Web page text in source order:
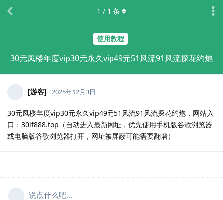
使用教程
30元凤楼年度vip30元永久vip49元51风流91风流探花约炮
1 / 1 条
[游客] 2025年12月3日
30元凤楼年度vip30元永久vip49元51风流91风流探花约炮，网站入
口：30lf888.top（自动进入最新网址，优先使用手机版谷歌浏览器
或电脑版谷歌浏览器打开，网址被屏蔽可能需要翻墙）
说点什么吧...